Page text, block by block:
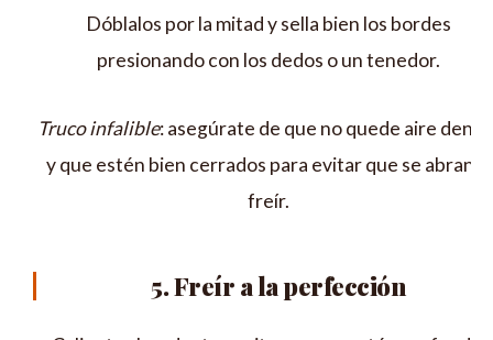
Dóblalos por la mitad y sella bien los bordes
presionando con los dedos o un tenedor.
Truco infalible: asegúrate de que no quede aire
y que estén bien cerrados para evitar que se abran al
freír.
5. Freír a la perfección